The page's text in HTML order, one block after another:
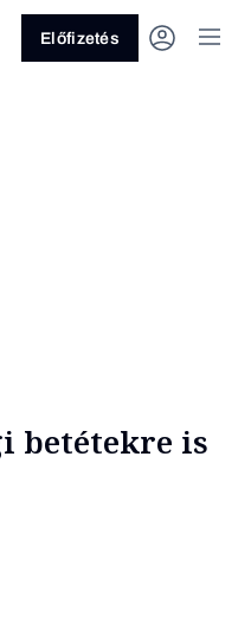
Előfizetés
betétekre is